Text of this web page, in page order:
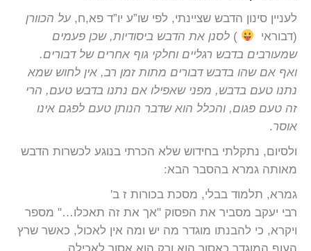
לעניין סינון הדבש שציינתי, לפי שו”ע יו”ד פא,ח, על הכוורן
(דבוראי
)לסנן את הדבש ביסודיות, שכן פעמים
שמעורבים בדבש רגליים וחלקי גוף אחרים של דבורים.
ואף אם שהו בדבש דבורים מתות זמן רב, אין לחוש שמא
נתנו טעם בדבש, מפני שאפילו אם נתנו בדבש טעם, הרי
זה טעם פגום, והכלל הוא שדבר הנותן טעם לפגם אינו
אוסר.
ולסיום, נתקלתי בחידוש שלא הכרתי בנוגע לכשרות הדבש
מאותה גמרא בהסבר הבא:
גמרא, תלמוד בבלי, מסכת בכורות ז ב'
רבי יעקב מסביר את הפסוק "אך את זה תאכלו…" מספר
ויקרא, כי להבנתו מוגדר מה יש ומה אין לאכול, כאשר שרץ